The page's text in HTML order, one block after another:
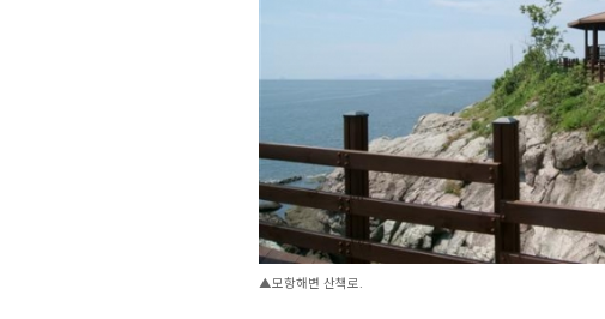
▲모항해변 산책로.